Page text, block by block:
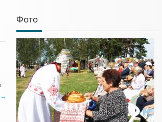
→
Фото